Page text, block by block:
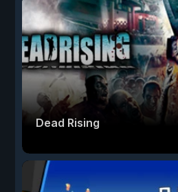
Dead Rising